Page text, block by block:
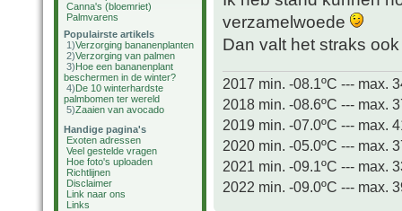
Canna's (bloemriet)
Palmvarens
Populairste artikels
1)Verzorging bananenplanten
2)Verzorging van palmen
3)Hoe een bananenplant
beschermen in de winter?
4)De 10 winterhardste
palmbomen ter wereld
5)Zaaien van avocado
Handige pagina's
Exoten adressen
Veel gestelde vragen
Hoe foto's uploaden
Richtlijnen
Disclaimer
Link naar ons
Links
verzamelwoede
Dan valt het straks
2017 min. -08.1ºC --- max.
2018 min. -08.6ºC --- max.
2019 min. -07.0ºC --- max.
2020 min. -05.0ºC --- max.
2021 min. -09.1ºC --- max.
2022 min. -09.0ºC --- max.